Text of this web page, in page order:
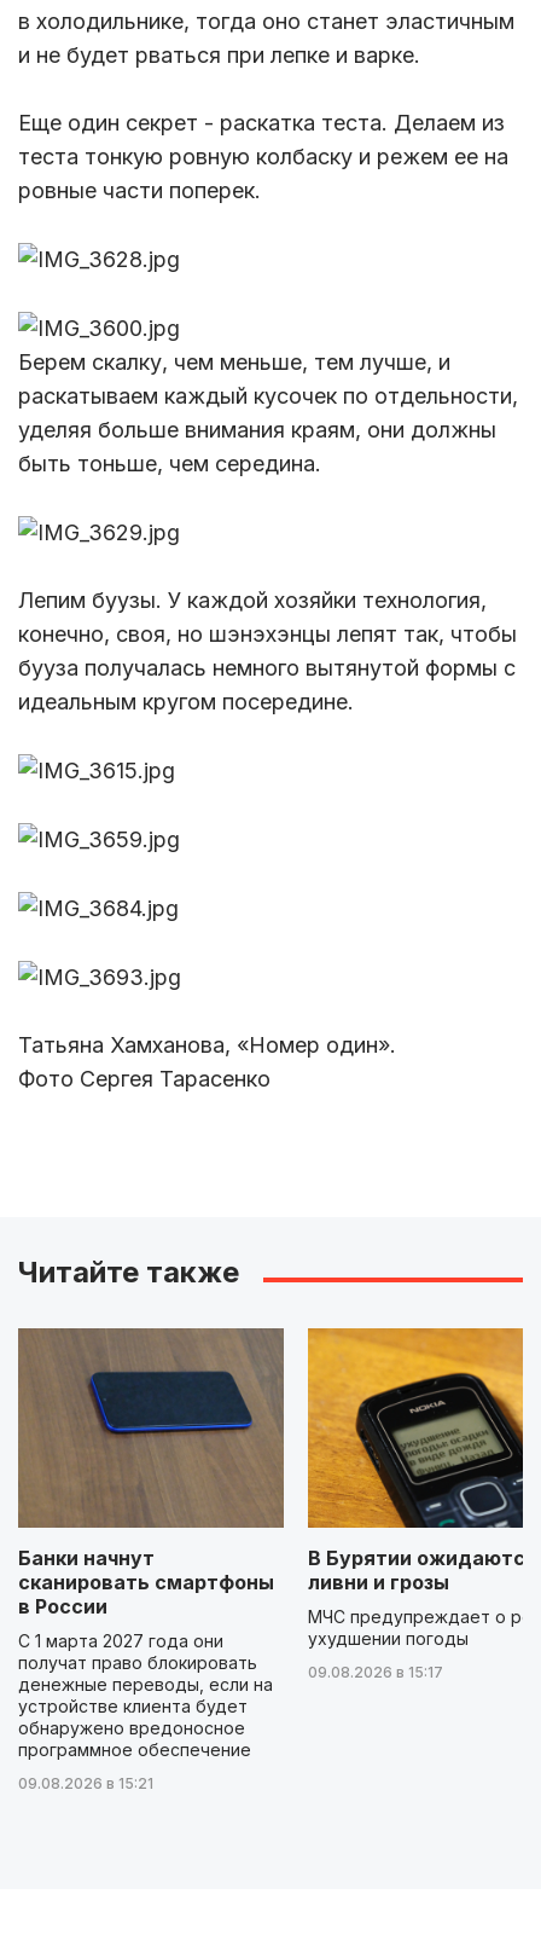
в холодильнике, тогда оно станет эластичным
и не будет рваться при лепке и варке.
Еще один секрет - раскатка теста. Делаем из
теста тонкую ровную колбаску и режем ее на
ровные части поперек.
Берем скалку, чем меньше, тем лучше, и
раскатываем каждый кусочек по отдельности,
уделяя больше внимания краям, они должны
быть тоньше, чем середина.
Лепим буузы. У каждой хозяйки технология,
конечно, своя, но шэнэхэнцы лепят так, чтобы
бууза получалась немного вытянутой формы с
идеальным кругом посередине.
Татьяна Хамханова, «Номер один».
Фото Сергея Тарасенко
Читайте также
Банки начнут
сканировать смартфоны
в России
С 1 марта 2027 года они
получат право блокировать
денежные переводы, если на
устройстве клиента будет
обнаружено вредоносное
программное обеспечение
09.08.2026 в 15:21
В Бурятии ожидаются
ливни и грозы
МЧС предупреждает о
ухудшении погоды
09.08.2026 в 15:17